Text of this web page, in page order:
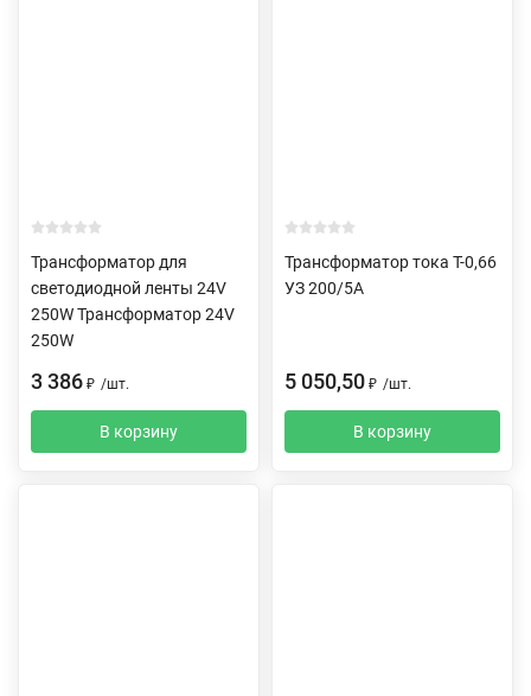
Трансформатор для
светодиодной ленты 24V
250W Трансформатор 24V
250W
3 386 ₽ /шт.
В корзину
Трансформатор тока Т-0,66
УЗ 200/5А
5 050,50 ₽ /шт.
В корзину